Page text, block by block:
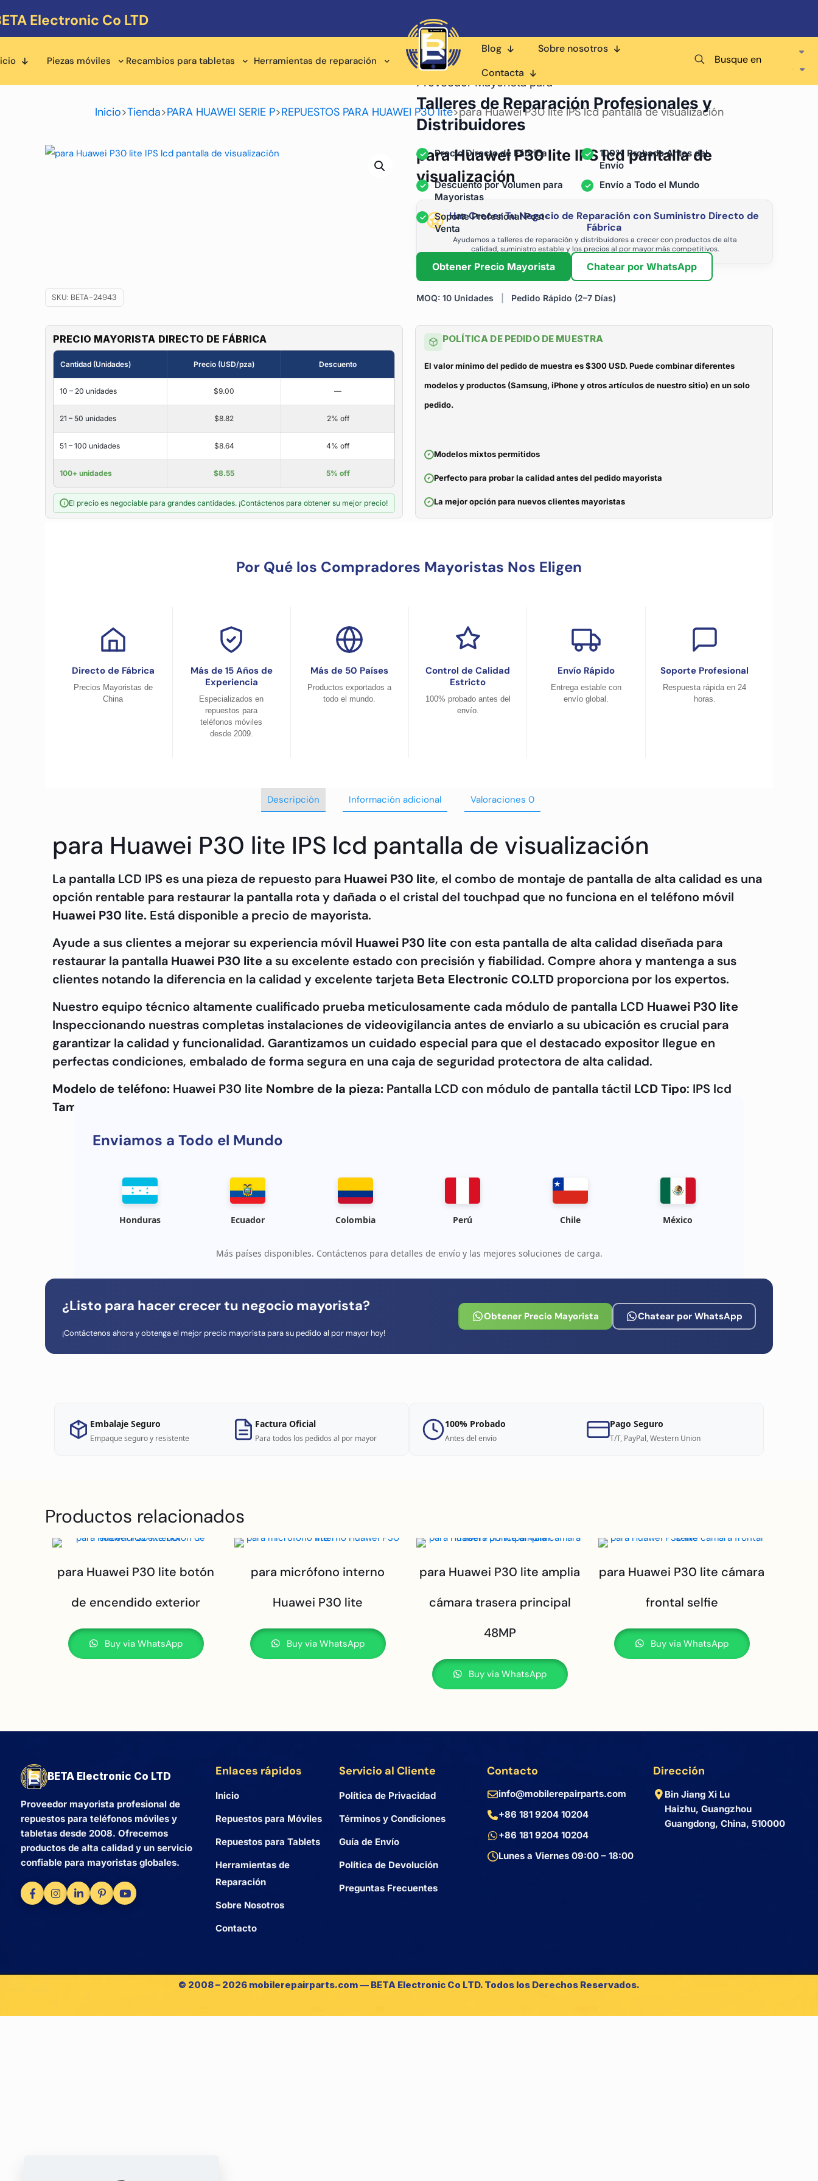
Electronic Co LTD
Piezas móviles Recambios para tabletas Herramientas de reparación
Blog
Sobre nosotros
Contacta
Busque en
Inicio>Tienda>PARA HUAWEI SERIE P>REPUESTOS PARA HUAWEI P30 lite>para Huawei P30 lite IPS lcd pantalla de visualización
para Huawei P30 lite IPS lcd pantalla de
visualización
Haz Crecer Tu Negocio de Reparación con Suministro Directo de
Fábrica
Ayudamos a talleres de reparación y distribuidores a crecer con productos de alta
calidad, suministro estable y los precios al por mayor más competitivos.
SKU: BETA-24943
Proveedor Mayorista para
Talleres de Reparación Profesionales y
Distribuidores
Precio Directo de Fábrica
100% Probado Antes del
Envío
Descuento por Volumen para
Mayoristas
Envío a Todo el Mundo
Soporte Profesional Post-
Venta
Obtener Precio Mayorista Chatear por WhatsApp
MOQ: 10 Unidades Pedido Rápido (2–7 Días)
PRECIO MAYORISTA DIRECTO DE FÁBRICA
Cantidad (Unidades) Precio (USD/pza) Descuento
10 – 20 unidades $9.00 —
21 – 50 unidades $8.82 2% off
51 – 100 unidades $8.64 4% off
100+ unidades $8.55 5% off
i El precio es negociable para grandes cantidades. ¡Contáctenos para obtener su mejor precio!
POLÍTICA DE PEDIDO DE MUESTRA
El valor mínimo del pedido de muestra es $300 USD. Puede combinar diferentes
modelos y productos (Samsung, iPhone y otros artículos de nuestro sitio) en un solo
pedido.
Modelos mixtos permitidos
Perfecto para probar la calidad antes del pedido mayorista
La mejor opción para nuevos clientes mayoristas
Por Qué los Compradores Mayoristas Nos Eligen
Directo de Fábrica
Precios Mayoristas de
China
Más de 15 Años de
Experiencia
Especializados en
repuestos para
teléfonos móviles
desde 2009.
Más de 50 Países
Productos exportados a
todo el mundo.
Control de Calidad
Estricto
100% probado antes del
envío.
Envío Rápido
Entrega estable con
envío global.
Soporte Profesional
Respuesta rápida en 24
horas.
Descripción Información adicional Valoraciones 0
para Huawei P30 lite IPS lcd pantalla de visualización
La pantalla LCD IPS es una pieza de repuesto para Huawei P30 lite, el combo de montaje de pantalla de alta calidad es una
opción rentable para restaurar la pantalla rota y dañada o el cristal del touchpad que no funciona en el teléfono móvil
Huawei P30 lite.Está disponible a precio de mayorista.
Ayude a sus clientes a mejorar su experiencia móvil Huawei P30 litecon esta pantalla de alta calidad diseñada para
restaurar la pantalla Huawei P30 litea su excelente estado con precisión y fiabilidad. Compre ahora y mantenga a sus
clientes notando la diferencia en la calidad y excelente tarjeta Beta Electronic CO.LTDproporciona por los expertos.
Nuestro equipo técnico altamente cualificado prueba meticulosamente cada módulo de pantalla LCD Huawei P30 lite
Inspeccionando nuestras completas instalaciones de videovigilancia antes de enviarlo a su ubicación es crucial para
garantizar la calidad y funcionalidad. Garantizamos un cuidado especial para que el destacado expositor llegue en
perfectas condiciones, embalado de forma segura en una caja de seguridad protectora de alta calidad.
Modelo de teléfono:Huawei P30 lite Nombre de la pieza: Pantalla LCD con módulo de pantalla táctil LCD Tipo: IPS lcd
Tamaño de la pantalla:
Enviamos a Todo el Mundo
Honduras Ecuador Colombia Perú Chile México
Más países disponibles. Contáctenos para detalles de envío y las mejores soluciones de carga.
¿Listo para hacer crecer tu negocio mayorista?
¡Contáctenos ahora y obtenga el mejor precio mayorista para su pedido al por mayor hoy!
Obtener Precio Mayorista Chatear por WhatsApp
Embalaje Seguro
Empaque seguro y resistente
Factura Oficial
Para todos los pedidos al por mayor
100% Probado
Antes del envío
Pago Seguro
T/T, PayPal, Western Union
Productos relacionados
para Huawei P30 lite botón
de encendido exterior
Buy via WhatsApp
para micrófono interno
Huawei P30 lite
Buy via WhatsApp
para Huawei P30 lite amplia
cámara trasera principal
48MP
Buy via WhatsApp
para Huawei P30 lite cámara
frontal selfie
Buy via WhatsApp
BETA Electronic Co LTD
Proveedor mayorista profesional de
repuestos para teléfonos móviles y
tabletas desde 2008. Ofrecemos
productos de alta calidad y un servicio
confiable para mayoristas globales.
Enlaces rápidos
Inicio
Repuestos para Móviles
Repuestos para Tablets
Herramientas de
Reparación
Sobre Nosotros
Contacto
Servicio al Cliente
Política de Privacidad
Términos y Condiciones
Guía de Envío
Política de Devolución
Preguntas Frecuentes
Contacto
info@mobilerepairparts.com
+86 181 9204 10204
+86 181 9204 10204
Lunes a Viernes 09:00 – 18:00
Dirección
Bin Jiang Xi Lu
Haizhu, Guangzhou
Guangdong, China, 510000
© 2008 – 2026 mobilerepairparts.com — BETA Electronic Co LTD. Todos los Derechos Reservados.